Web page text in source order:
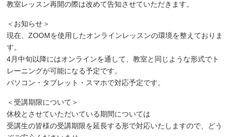
教室レッスン再開の際は改めて告知させていただきます。
＜お知らせ＞
現在、ZOOMを使用したオンラインレッスンの環境を整えておりま
す。
4月中旬以降にはオンラインを通して、教室と同じような形式でト
レーニングが可能になる予定です。
パソコン・タブレット・スマホで対応予定です。
＜受講期限について＞
休校とさせていただいている期間については
受講生の皆様の受講期限を延長する形で対応いたしますので、どう